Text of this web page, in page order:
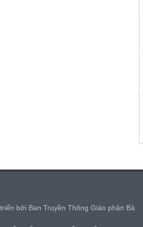
bởi Ban Truyền Thông Giáo phận Bà